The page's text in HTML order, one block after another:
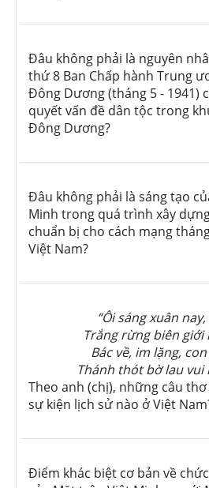
Đâu không phải là nguyên
thứ 8 Ban Chấp hành Trung
Đông Dương (tháng 5 - 1941)
quyết vấn đề dân tộc trong
Đông Dương?
Đâu không phải là sáng tạo
Minh trong quá trình xây
chuẩn bị cho cách mạng
Việt Nam?
“Ôi sáng xuân
Trắng rừng biên giới
Bác về, im lặng,
Thánh thót bờ lau vui
Theo anh (chị), những câu
sự kiện lịch sử nào ở Việt
Điểm khác biệt cơ bản về